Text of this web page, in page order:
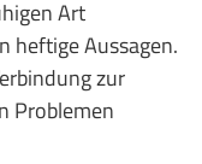
Art
heftige Aussagen.
zur
Problemen